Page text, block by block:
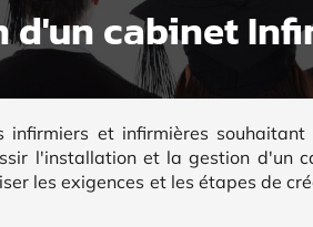
d'un cabinet
et infirmières
l'installation et la gestion d'un
les exigences et les étapes de